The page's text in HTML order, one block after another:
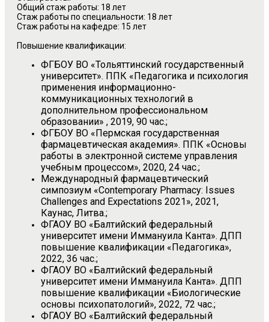
Общий стаж работы: 18 лет
Стаж работы по специальности: 18 лет
Стаж работы на кафедре: 15 лет
Повышение квалификации:
ФГБОУ ВО «Тольяттинский государственный
университет». ППК «Педагогика и психология
применения информационно-
коммуникационных технологий в
дополнительном профессиональном
образовании» , 2019, 90 час.;
ФГБОУ ВО «Пермская государственная
фармацевтическая академия». ППК «Основы
работы в электронной системе управления
учебным процессом», 2020, 24 час.;
Международный фармацевтический
симпозиум «Contemporary Pharmacy: Issues
Challenges and Expectations 2021», 2021,
Каунас, Литва.;
ФГАОУ ВО «Балтийский федеральный
университет имени Иммануила Канта». ДПП
повышение квалификации «Педагогика»,
2022, 36 час.;
ФГАОУ ВО «Балтийский федеральный
университет имени Иммануила Канта». ДПП
повышение квалификации «Биологические
основы психопатологий», 2022, 72 час.;
ФГАОУ ВО «Балтийский федеральный